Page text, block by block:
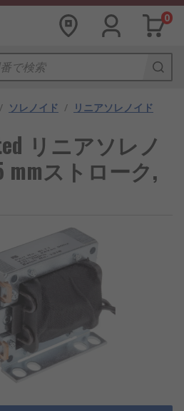
0
/ ソレノイド / リニアソレノイド
リニアソレノ
mmストローク,